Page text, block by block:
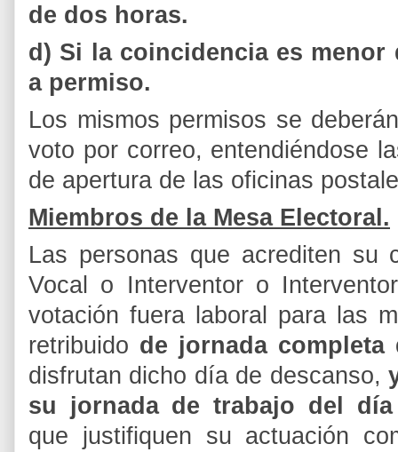
de dos horas.
d) Si la coincidencia es
a permiso.
Los mismos permisos se
voto por correo, entendiéndose
de apertura de las oficinas
Miembros de la Mesa Electoral.
Las personas que acrediten su
Vocal o Interventor o
votación fuera laboral para las
retribuido de jornada
disfrutan dicho día de descanso,
su jornada de trabajo del
que justifiquen su actuación